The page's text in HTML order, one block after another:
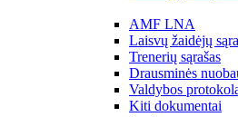
AMF LNA
Laisvų žaidėjų
Trenerių sąrašas
Drausminės
Valdybos
Kiti dokumentai